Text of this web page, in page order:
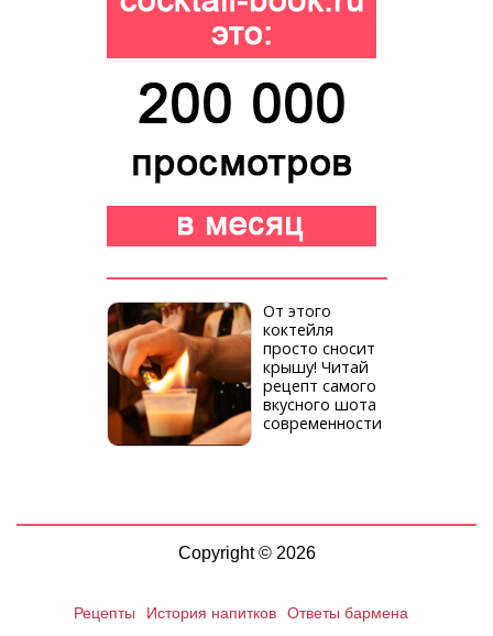
От этого
коктейля
просто сносит
крышу! Читай
рецепт самого
вкусного шота
современности
Copyright © 2026
Рецепты История напитков Ответы бармена